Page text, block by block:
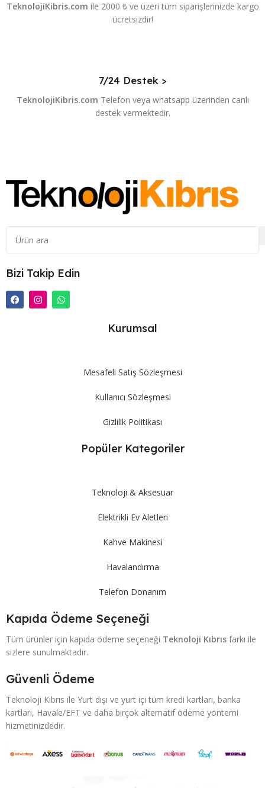
TeknolojiKibris.com ile 2000 ₺ ve üzeri tüm siparişlerinizde kargo
ücretsizdir!
7/24 Destek >
TeknolojiKibris.com Telefon veya whatsapp üzerinden canlı
destek vermektedir.
Bizi Takip Edin
Kurumsal
Mesafeli Satış Sözleşmesi
Kullanıcı Sözleşmesi
Gizlilik Politikası
Popüler Kategoriler
Teknoloji & Aksesuar
Elektrikli Ev Aletleri
Kahve Makinesi
Havalandırma
Telefon Donanım
Kapıda Ödeme Seçeneği
Tüm ürünler için kapıda ödeme seçeneği Teknoloji Kıbrıs farkı ile
sizlere sunulmaktadır.
Güvenli Ödeme
Teknoloji Kıbrıs ile Yurt dışı ve yurt içi tüm kredi kartları, banka
kartları, Havale/EFT ve daha birçok alternatif ödeme yöntemi
hizmetinizdedir.